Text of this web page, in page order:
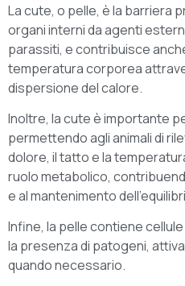
La cute, o pelle, è la barriera
organi interni da agenti
parassiti, e contribuisce
temperatura corporea
dispersione del calore.
Inoltre, la cute è importante
permettendo agli animali di
dolore, il tatto e la
ruolo metabolico,
e al mantenimento
Infine, la pelle contiene
la presenza di patogeni,
quando necessario.